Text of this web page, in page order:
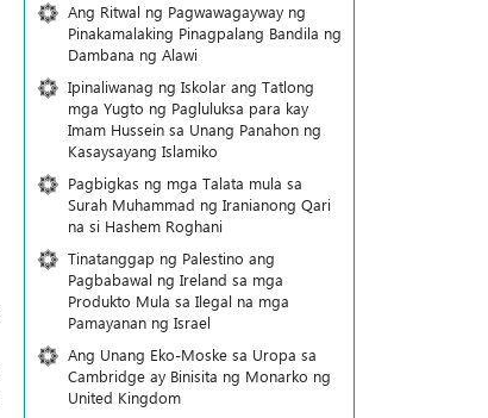
Ang Ritwal ng Pagwawagayway ng
Pinakamalaking Pinagpalang Bandila ng
Dambana ng Alawi
Ipinaliwanag ng Iskolar ang Tatlong
mga Yugto ng Pagluluksa para kay
Imam Hussein sa Unang Panahon ng
Kasaysayang Islamiko
Pagbigkas ng mga Talata mula sa
Surah Muhammad ng Iranianong Qari
na si Hashem Roghani
Tinatanggap ng Palestino ang
Pagbabawal ng Ireland sa mga
Produkto Mula sa Ilegal na mga
Pamayanan ng Israel
Ang Unang Eko-Moske sa Uropa sa
Cambridge ay Binisita ng Monarko ng
United Kingdom